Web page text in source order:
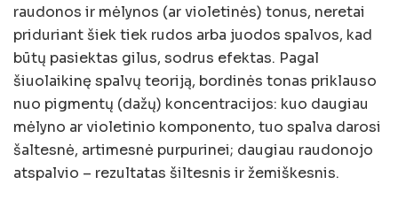
raudonos ir mėlynos (ar violetinės) tonus, neretai
priduriant šiek tiek rudos arba juodos spalvos, kad
būtų pasiektas gilus, sodrus efektas. Pagal
šiuolaikinę spalvų teoriją, bordinės tonas priklauso
nuo pigmentų (dažų) koncentracijos: kuo daugiau
mėlyno ar violetinio komponento, tuo spalva darosi
šaltesnė, artimesnė purpurinei; daugiau raudonojo
atspalvio – rezultatas šiltesnis ir žemiškesnis.